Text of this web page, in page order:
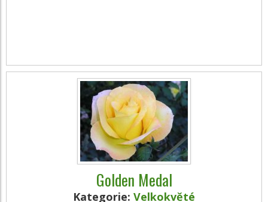
Golden Medal
Kategorie: Velkokvěté